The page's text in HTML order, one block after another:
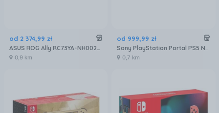
od 2 374,99 zł
ASUS ROG Ally RC73YA-NH002W Ryzen Z2 A
0,9 km
od 999,99 zł
Sony PlayStation Portal PS5 Nocna czerń
0,7 km